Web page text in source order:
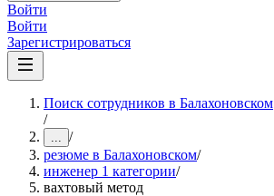
Войти
Войти
Зарегистрироваться
Поиск сотрудников в Балахоновском
/
... /
резюме в Балахоновском/
инженер 1 категории/
вахтовый метод